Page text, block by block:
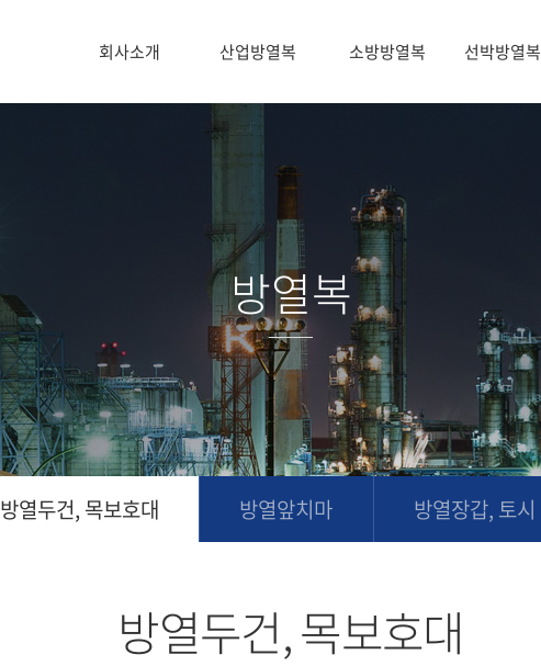
회사소개 산업방열복 소방방열복 선박방열복
방열복
방열두건, 목보호대 방열앞치마 방열장갑, 토시
방열두건, 목보호대